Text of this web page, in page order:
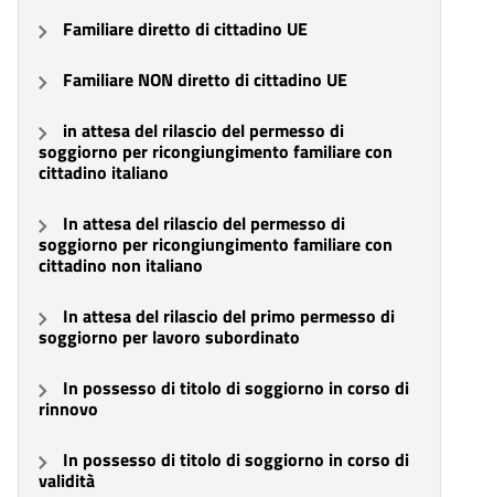
Familiare diretto di cittadino UE
Familiare NON diretto di cittadino UE
in attesa del rilascio del permesso di
soggiorno per ricongiungimento familiare con
cittadino italiano
In attesa del rilascio del permesso di
soggiorno per ricongiungimento familiare con
cittadino non italiano
In attesa del rilascio del primo permesso di
soggiorno per lavoro subordinato
In possesso di titolo di soggiorno in corso di
rinnovo
In possesso di titolo di soggiorno in corso di
validità